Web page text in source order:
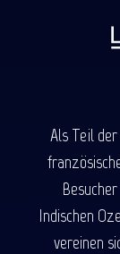
Als Teil
Indischen
vereinen